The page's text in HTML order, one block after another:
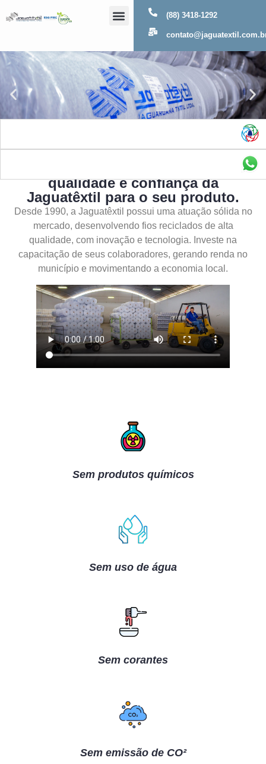
(88) 3418-1292
qualidade e confiança da
Jaguatêxtil para o seu produto.
Desde 1990, a Jaguatêxtil possui uma atuação sólida no
mercado, desenvolvendo fios reciclados de alta
qualidade, com inovação e tecnologia. Investe na
capacitação de seus colaboradores, gerando renda no
município e movimentando a economia local.
Sem produtos químicos
Sem uso de água
Sem corantes
Sem emissão de CO²